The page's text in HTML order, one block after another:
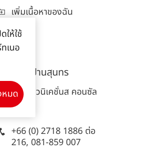
เพิ่มเนื้อหาของฉัน
ปานสุนทร
คอมมิวนิเคชั่นส คอนซัล
ง
+66 (0) 2718 1886 ต่อ
216, 081-859 007
ให้ใช้
เนอ
มด